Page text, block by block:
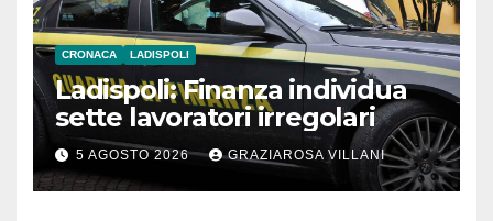
CRONACA LADISPOLI
Ladispoli: Finanza individua
sette lavoratori irregolari
5 AGOSTO 2026 GRAZIAROSA VILLANI